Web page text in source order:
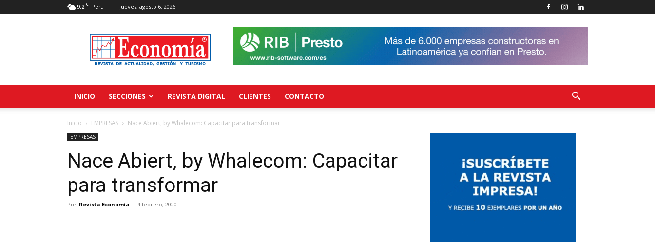
9.2 C Peru jueves, agosto 6, 2026
Revista
Economía
INICIO SECCIONES REVISTA DIGITAL CLIENTES CONTACTO
Inicio EMPRESAS Nace Abiert, by Whalecom: Capacitar para transformar
EMPRESAS
Nace Abiert, by Whalecom: Capacitar
para transformar
Por Revista Economía - 4 febrero, 2020